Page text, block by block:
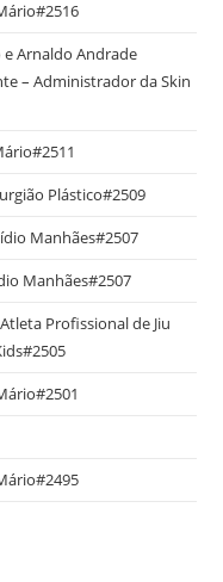
Arnaldo Andrade
– Administrador da Skin
Plástico#2509
Manhães#2507
Manhães#2507
Profissional de Jiu